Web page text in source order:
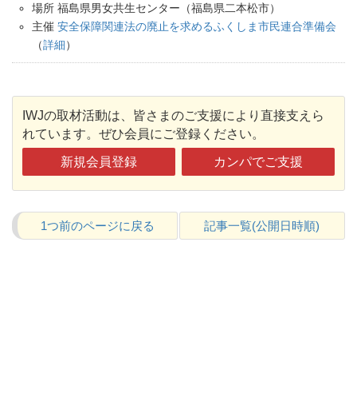
場所 福島県男女共生センター（福島県二本松市）
主催 安全保障関連法の廃止を求めるふくしま市民連合準備会
（詳細）
IWJの取材活動は、皆さまのご支援により直接支えら
れています。ぜひ会員にご登録ください。
新規会員登録 カンパでご支援
1つ前のページに戻る 記事一覧(公開日時順)